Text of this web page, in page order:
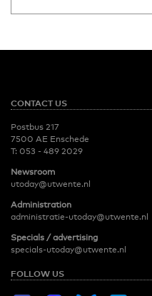
CONTACT US
Postbus 217
7500 AE Enschede
T: 053 - 489 2029
Newsroom
utoday@utwente.nl
Administration
administratie-utoday@utwente.nl
Specials / advertising
specials-utoday@utwente.nl
FOLLOW US